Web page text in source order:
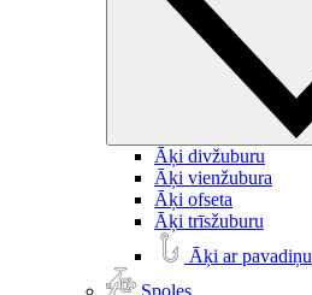
Āķi divžuburu
Āķi vienžubura
Āķi ofseta
Āķi trīsžuburu
Āķi ar pavadiņu
Spoles